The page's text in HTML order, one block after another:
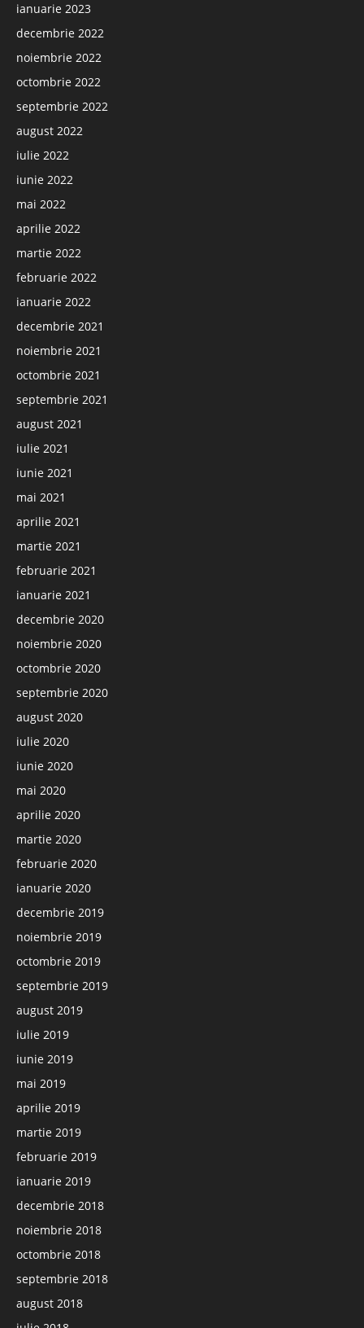
ianuarie 2023
decembrie 2022
noiembrie 2022
octombrie 2022
septembrie 2022
august 2022
iulie 2022
iunie 2022
mai 2022
aprilie 2022
martie 2022
februarie 2022
ianuarie 2022
decembrie 2021
noiembrie 2021
octombrie 2021
septembrie 2021
august 2021
iulie 2021
iunie 2021
mai 2021
aprilie 2021
martie 2021
februarie 2021
ianuarie 2021
decembrie 2020
noiembrie 2020
octombrie 2020
septembrie 2020
august 2020
iulie 2020
iunie 2020
mai 2020
aprilie 2020
martie 2020
februarie 2020
ianuarie 2020
decembrie 2019
noiembrie 2019
octombrie 2019
septembrie 2019
august 2019
iulie 2019
iunie 2019
mai 2019
aprilie 2019
martie 2019
februarie 2019
ianuarie 2019
decembrie 2018
noiembrie 2018
octombrie 2018
septembrie 2018
august 2018